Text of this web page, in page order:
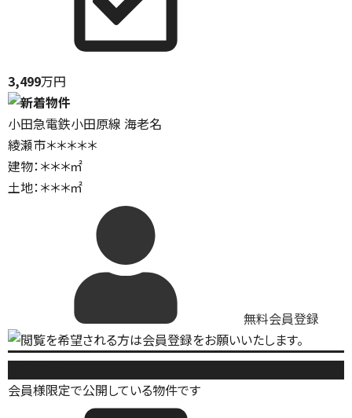
3,499万円
小田急電鉄小田原線 海老名
綾瀬市＊＊＊＊＊
建物：＊＊＊㎡
土地：＊＊＊㎡
無料会員登録
会員様限定で公開している物件です